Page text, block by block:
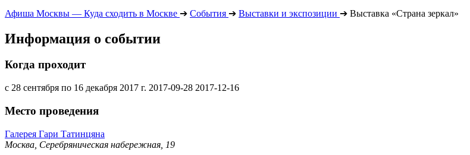
Афиша Москвы — Куда сходить в Москве ➔ События ➔ Выставки и экспозиции ➔ Выставка «Страна зеркал»
Информация о событии
Когда проходит
с 28 сентября по 16 декабря 2017 г. 2017-09-28 2017-12-16
Место проведения
Галерея Гари Татинцяна
Москва, Серебряническая набережная, 19